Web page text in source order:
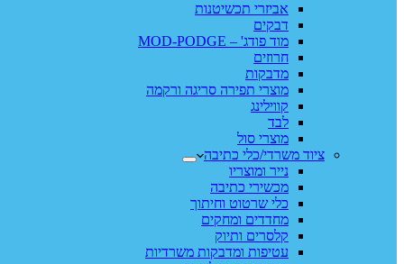
אביזרי תכשיטנות
דבקים
מוד פודג' – MOD-PODGE
חרוזים
מדבקות
מוצרי תפירה סריגה ורקמה
קווילינג
לבד
מוצרי סול
ציוד משרדי/כלי כתיבה
נייר ומוצריו
מכשירי כתיבה
כלי שרטוט וחיתוך
מחדדים ומחקים
קלסרים ותיוק
עטיפות ומדבקות משרדיות